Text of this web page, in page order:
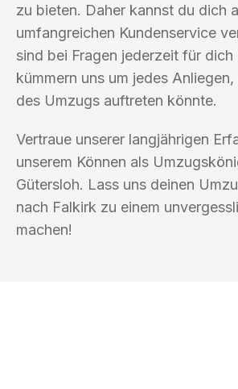
zu bieten. Daher kannst du dich
umfangreichen Kundenservice
sind bei Fragen jederzeit für dich
kümmern uns um jedes
des Umzugs auftreten könnte.
Vertraue unserer langjährigen
unserem Können als
Gütersloh. Lass uns deinen
nach Falkirk zu einem
machen!